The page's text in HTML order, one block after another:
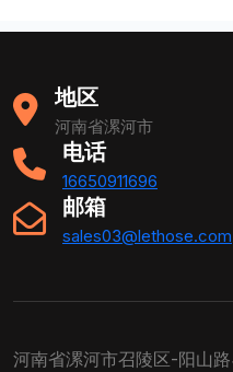
地区
河南省漯河市
电话
16650911696
邮箱
sales03@lethose.com
河南省漯河市召陵区-阳山